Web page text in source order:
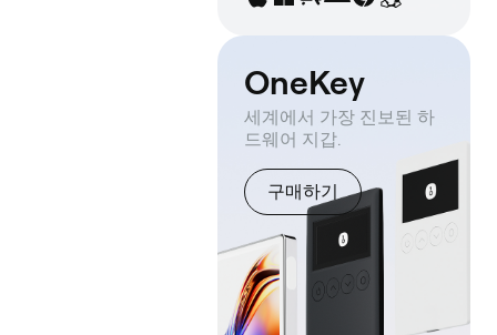
OneKey
세계에서 가장 진보된 하
드웨어 지갑.
구매하기